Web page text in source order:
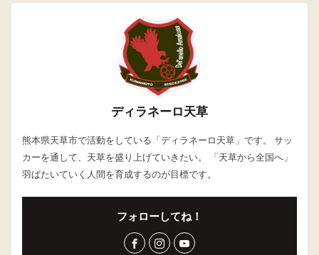
ディラネーロ天草
熊本県天草市で活動をしている「ディラネーロ天草」です。 サッ
カーを通して、天草を盛り上げていきたい。 「天草から全国へ」
羽ばたいていく人間を育成するのが目標です。
フォローしてね！